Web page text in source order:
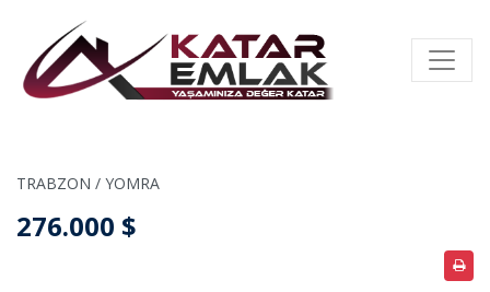
TRABZON / YOMRA
276.000 $